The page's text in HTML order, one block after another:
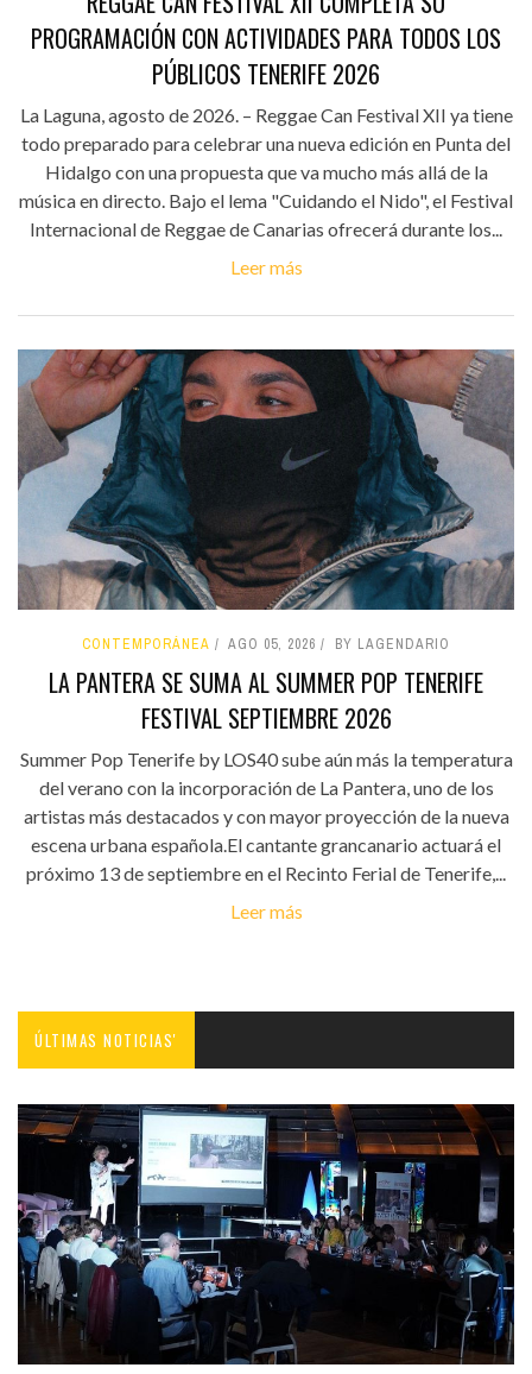
PROGRAMACIÓN CON ACTIVIDADES PARA TODOS LOS
PÚBLICOS TENERIFE 2026
La Laguna, agosto de 2026. – Reggae Can Festival XII ya tiene
todo preparado para celebrar una nueva edición en Punta del
Hidalgo con una propuesta que va mucho más allá de la
música en directo. Bajo el lema "Cuidando el Nido", el Festival
Internacional de Reggae de Canarias ofrecerá durante los...
Leer más
CONTEMPORÁNEA AGO 05, 2026 BY LAGENDARIO
LA PANTERA SE SUMA AL SUMMER POP TENERIFE
FESTIVAL SEPTIEMBRE 2026
Summer Pop Tenerife by LOS40 sube aún más la temperatura
del verano con la incorporación de La Pantera, uno de los
artistas más destacados y con mayor proyección de la nueva
escena urbana española.El cantante grancanario actuará el
próximo 13 de septiembre en el Recinto Ferial de Tenerife,...
Leer más
ÚLTIMAS NOTICIAS'